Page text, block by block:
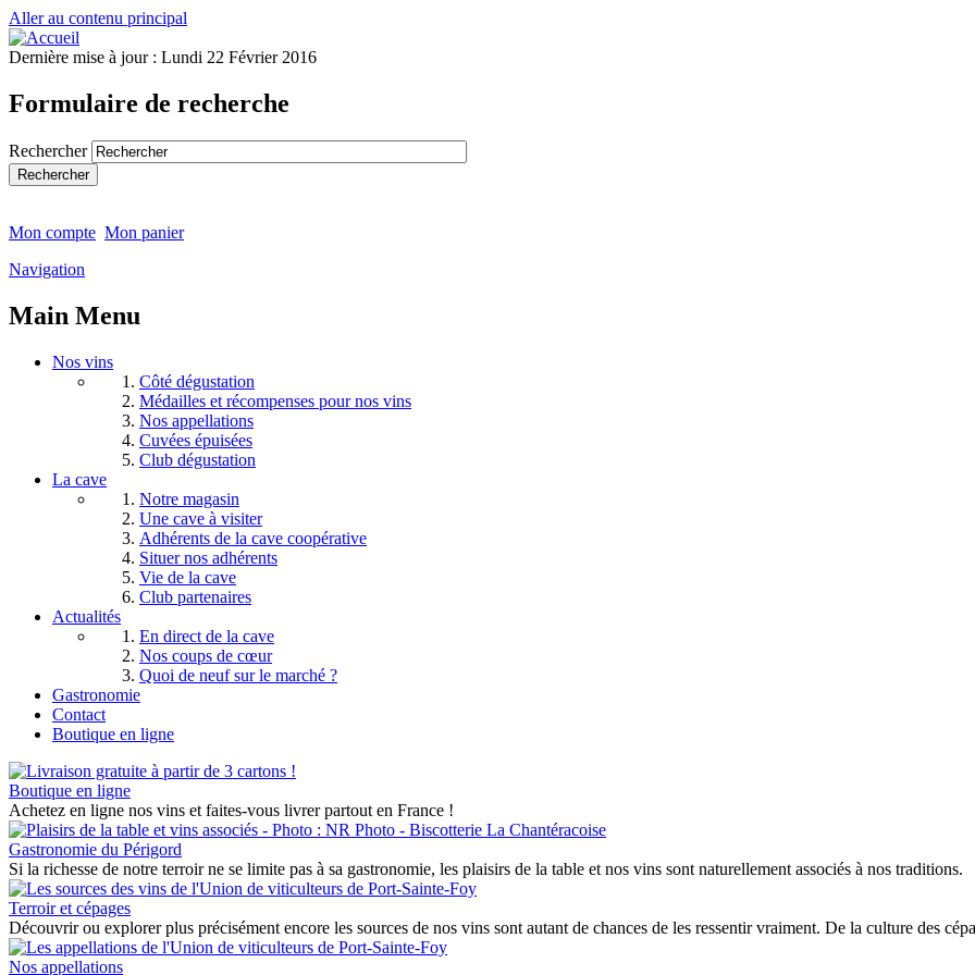
Aller au contenu principal
Dernière mise à jour : Lundi 22 Février 2016
Formulaire de recherche
Rechercher
Mon compte Mon panier
Navigation
Main Menu
Nos vins
Côté dégustation
Médailles et récompenses pour nos vins
Nos appellations
Cuvées épuisées
Club dégustation
La cave
Notre magasin
Une cave à visiter
Adhérents de la cave coopérative
Situer nos adhérents
Vie de la cave
Club partenaires
Actualités
En direct de la cave
Nos coups de cœur
Quoi de neuf sur le marché ?
Gastronomie
Contact
Boutique en ligne
Boutique en ligne
Achetez en ligne nos vins et faites-vous livrer partout en France !
Gastronomie du Périgord
Si la richesse de notre terroir ne se limite pas à sa gastronomie, les plaisirs de la table et nos vins sont naturellement associés à nos traditions.
Terroir et cépages
Découvrir ou explorer plus précisément encore les sources de nos vins sont autant de chances de les ressentir vraiment. De la culture des
Nos appellations